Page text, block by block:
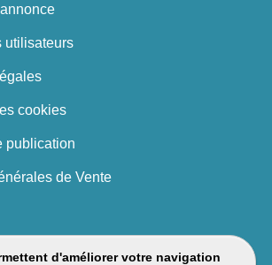
d'améliorer votre navigation
utilisateurs
cookies
publication
de Vente